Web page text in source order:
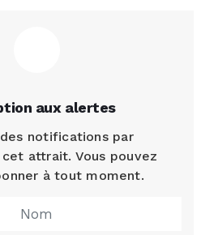
aux alertes
notifications par
attrait. Vous pouvez
à tout moment.